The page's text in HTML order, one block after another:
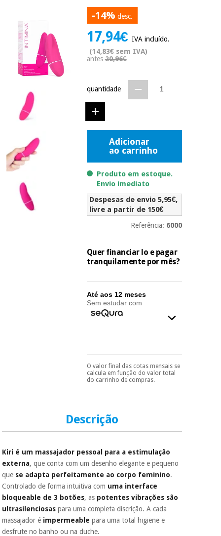
Ofertas
Fisaude
Academy
Aluguer
Medicina
tradicional
chinesa
Mobiliário
clínico
Gabinetes
terapêuticos
proteção
essencial
para
coronavirus
Aerobic,
fitness
Novidades
Fisaude
Academy
médico
sanitário
Medicina
tradicional
Mobiliário
Gabinetes
terapêuticos
Material de
proteção
Instrumental
cirúrgico
(liquidação)
-14% desc.
17,94€ IVA incluído.
(14,83€ sem IVA)
antes20,96€
quantidade
Adicionar
ao carrinho
Produto em estoque.
Envio imediato
Despesas de envio 5,95€,
livre a partir de 150€
Referência: 6000
Quer financiar lo e pagar
tranquilamente por mês?
Até aos 12 meses
Sem estudar com
Pode escolhê-lo no final
do processo de compra,
ao escolher o método de
identificação,
número de
telemóvel e número
É gratuito para si
porque a SeQura
colabora com a
Fisaude para que
assim seja.
Muito
conveniente, pois
hoje paga apenas 1/3
O valor final das cotas mensais se
calcula em função do valor total
do carrinho de compras.
Descrição
Kiri é um massajador pessoal para a estimulação
externa, que conta com um desenho elegante e pequeno
que se adapta perfeitamente ao corpo feminino.
Controlado de forma intuitiva com uma interface
bloqueable de 3 botões, as potentes vibrações são
ultrasilenciosas para uma completa discrição. A cada
massajador é impermeablepara uma total higiene e
desfrute no banho ou na duche.